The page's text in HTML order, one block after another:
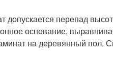
допускается перепад
основание,
на деревянный пол.